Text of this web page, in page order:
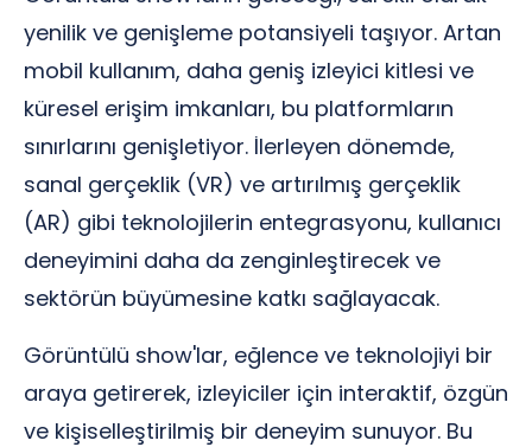
yenilik ve genişleme potansiyeli taşıyor. Artan
mobil kullanım, daha geniş izleyici kitlesi ve
küresel erişim imkanları, bu platformların
sınırlarını genişletiyor. İlerleyen dönemde,
sanal gerçeklik (VR) ve artırılmış gerçeklik
(AR) gibi teknolojilerin entegrasyonu, kullanıcı
deneyimini daha da zenginleştirecek ve
sektörün büyümesine katkı sağlayacak.
Görüntülü show'lar, eğlence ve teknolojiyi bir
araya getirerek, izleyiciler için interaktif, özgün
ve kişiselleştirilmiş bir deneyim sunuyor. Bu